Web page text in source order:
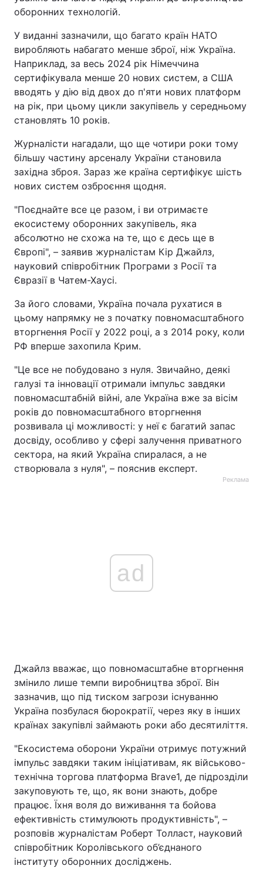
оборонних технологій.
У виданні зазначили, що багато країн НАТО
виробляють набагато менше зброї, ніж Україна.
Наприклад, за весь 2024 рік Німеччина
сертифікувала менше 20 нових систем, а США
вводять у дію від двох до п'яти нових платформ
на рік, при цьому цикли закупівель у середньому
становлять 10 років.
Журналісти нагадали, що ще чотири роки тому
більшу частину арсеналу України становила
західна зброя. Зараз же країна сертифікує шість
нових систем озброєння щодня.
"Поєднайте все це разом, і ви отримаєте
екосистему оборонних закупівель, яка
абсолютно не схожа на те, що є десь ще в
Європі", – заявив журналістам Кір Джайлз,
науковий співробітник Програми з Росії та
Євразії в Чатем-Хаусі.
За його словами, Україна почала рухатися в
цьому напрямку не з початку повномасштабного
вторгнення Росії у 2022 році, а з 2014 року, коли
РФ вперше захопила Крим.
"Це все не побудовано з нуля. Звичайно, деякі
галузі та інновації отримали імпульс завдяки
повномасштабній війні, але Україна вже за вісім
років до повномасштабного вторгнення
розвивала ці можливості: у неї є багатий запас
досвіду, особливо у сфері залучення приватного
сектора, на який Україна спиралася, а не
створювала з нуля", – пояснив експерт.
Реклама
ad
Джайлз вважає, що повномасштабне вторгнення
змінило лише темпи виробництва зброї. Він
зазначив, що під тиском загрози існуванню
Україна позбулася бюрократії, через яку в інших
країнах закупівлі займають роки або десятиліття.
"Екосистема оборони України отримує потужний
імпульс завдяки таким ініціативам, як військово-
технічна торгова платформа Brave1, де підрозділи
закуповують те, що, як вони знають, добре
працює. Їхня воля до виживання та бойова
ефективність стимулюють продуктивність", –
розповів журналістам Роберт Толласт, науковий
співробітник Королівського об’єднаного
інституту оборонних досліджень.